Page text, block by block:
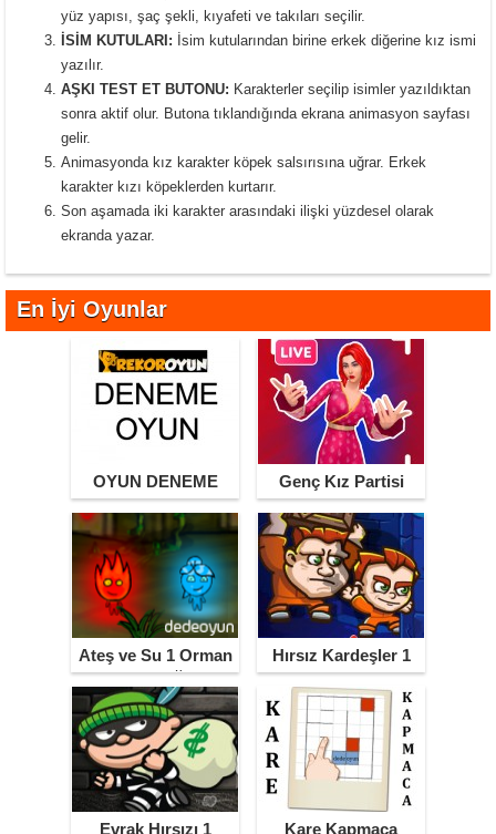
yüz yapısı, şaç şekli, kıyafeti ve takıları seçilir.
İSİM KUTULARI: İsim kutularından birine erkek diğerine kız ismi
yazılır.
AŞKI TEST ET BUTONU: Karakterler seçilip isimler yazıldıktan
sonra aktif olur. Butona tıklandığında ekrana animasyon sayfası
gelir.
Animasyonda kız karakter köpek salsırısına uğrar. Erkek
karakter kızı köpeklerden kurtarır.
Son aşamada iki karakter arasındaki ilişki yüzdesel olarak
ekranda yazar.
En İyi Oyunlar
OYUN DENEME Genç Kız Partisi
Ateş ve Su 1 Orman
Tapınağı
Hırsız Kardeşler 1
Evrak Hırsızı 1 Kare Kapmaca